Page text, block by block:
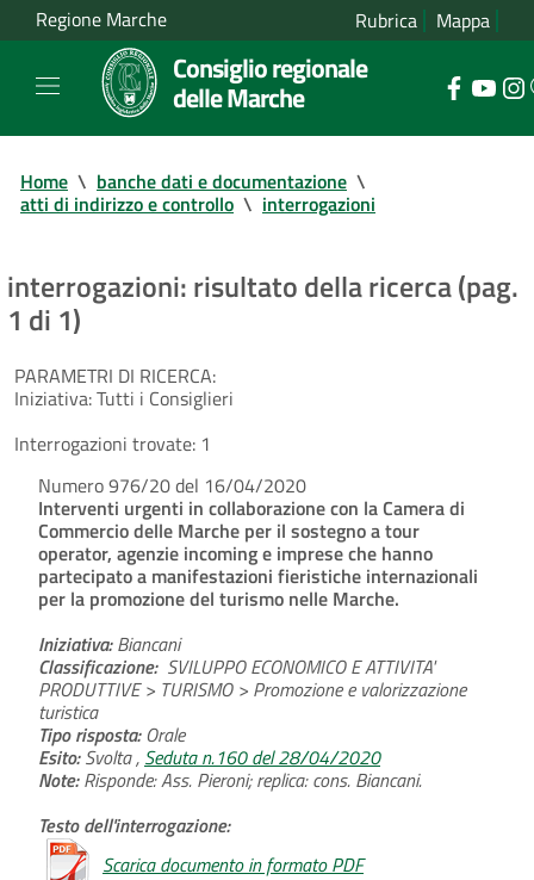
Regione Marche Rubrica Mappa
Consiglio regionale
delle Marche
Home \ banche dati e documentazione \
atti di indirizzo e controllo \ interrogazioni
interrogazioni: risultato della ricerca (pag.
1 di 1)
PARAMETRI DI RICERCA:
Iniziativa:Tutti i Consiglieri
Interrogazioni trovate: 1
Numero 976/20 del 16/04/2020
Interventi urgenti in collaborazione con la Camera di
Commercio delle Marche per il sostegno a tour
operator, agenzie incoming e imprese che hanno
partecipato a manifestazioni fieristiche internazionali
per la promozione del turismo nelle Marche.
Iniziativa:Biancani
Classificazione: SVILUPPO ECONOMICO E ATTIVITA'
PRODUTTIVE > TURISMO > Promozione e valorizzazione
turistica
Tipo risposta:Orale
Esito:Svolta , Seduta n.160 del 28/04/2020
Note:Risponde: Ass. Pieroni; replica: cons. Biancani.
Testo dell'interrogazione:
Scarica documento in formato PDF